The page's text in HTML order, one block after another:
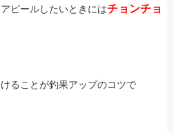
ピールしたいときにはチョンチョ
ることが釣果アップのコツで